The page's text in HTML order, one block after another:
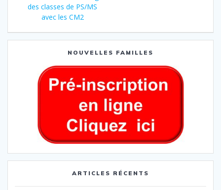
des classes de PS/MS
avec les CM2
NOUVELLES FAMILLES
ARTICLES RÉCENTS